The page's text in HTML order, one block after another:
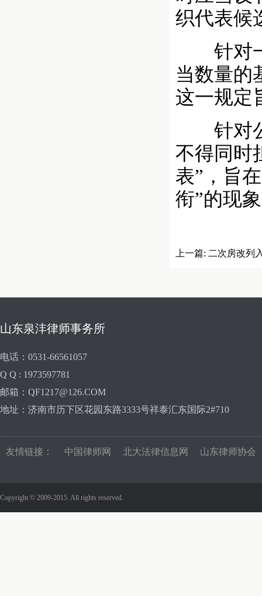
织代表候
针对一
当数量的
这一规定
针对公
不得同时
表”，旨
衔”的现
上一篇: 二次房改列
山东泉沣律师事务所
电话：0531-66561057
Q Q : 1973597781
邮箱：QF1217@126.COM
地址：济南市历下区花园东路3333号祥泰汇东国际2#710
友情链接： 中国律师网 北大法律信息网 山东律师协会
Copyright © 2009-2015. All rights reserved.